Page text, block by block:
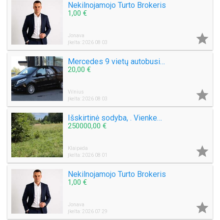
Nekilnojamojo Turto Brokeris
1,00 €
Jonava
Įkelta: 2026 08 03

Mercedes 9 vietų autobusiuko nuoma su vairuotoju, pigiai, greitai, saugiai. Mikroautobuso Mercedes Benz Vito nuoma 8 sėdimos vietos be vairuotojo, bet kuriuo paros metu, paėmimas, nuvežimas kur tik Jums reikia Vilniuje ar visoje Lietuvoje ar užsienyje, ko
20,00 €
Vilnius
Įkelta: 2026 08 03

Išskirtinė sodyba, . Vienkemis. Apsodinta ąžuolais, beržais, spygliuočiais.
250000,00 €
Klaipėda
Įkelta: 2026 08 01

Nekilnojamojo Turto Brokeris
1,00 €
Jonava
Įkelta: 2026 07 29
